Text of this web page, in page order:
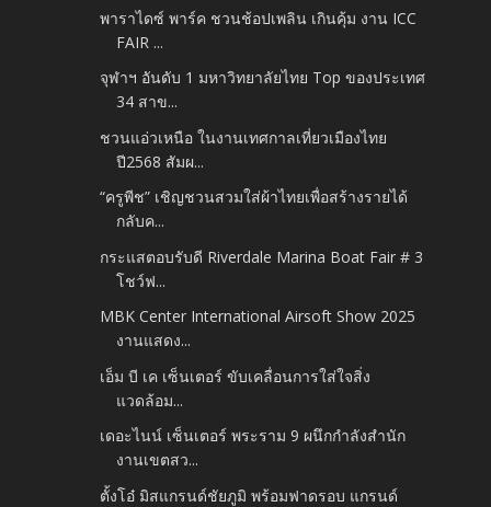
พาราไดซ์ พาร์ค ชวนช้อปเพลิน เกินคุ้ม งาน ICC
FAIR ...
จุฬาฯ อันดับ 1 มหาวิทยาลัยไทย Top ของประเทศ
34 สาข...
ชวนแอ่วเหนือ ในงานเทศกาลเที่ยวเมืองไทย
ปี2568 สัมผ...
“ครูพีช” เชิญชวนสวมใส่ผ้าไทยเพื่อสร้างรายได้
กลับค...
กระแสตอบรับดี Riverdale Marina Boat Fair # 3
โชว์ฟ...
MBK Center International Airsoft Show 2025
งานแสดง...
เอ็ม บี เค เซ็นเตอร์ ขับเคลื่อนการใส่ใจสิ่ง
แวดล้อม...
เดอะไนน์ เซ็นเตอร์ พระราม 9 ผนึกกำลังสำนัก
งานเขตสว...
ตั้งโอ๋ มิสแกรนด์ชัยภูมิ พร้อมฟาดรอบ แกรนด์